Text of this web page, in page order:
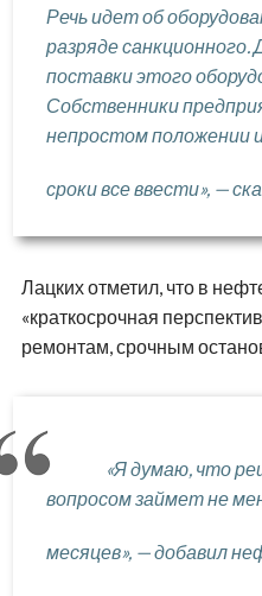
Речь идет об
разряде санкционного.
поставки этого
Собственники
непростом положении
сроки все ввести», —
Лацких отметил, что в
«краткосрочная
ремонтам, срочным
«Я думаю, что
вопросом займет не
месяцев», — добавил